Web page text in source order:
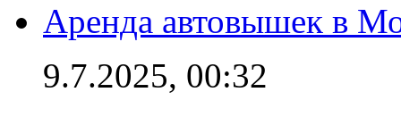
Аренда автовышек в
9.7.2025, 00:32